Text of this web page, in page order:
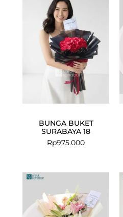
BUNGA BUKET
SURABAYA 18
Rp975.000
was:
Rp975.000.
is:
Rp849.000.